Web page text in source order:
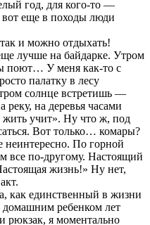
год, для кого-то —
еще в походы люди
и можно отдыхать!
лучше на байдарке. Утром
поют… У меня как-то с
палатку в лесу
солнце встретишь —
реку, на деревья часами
учит». Ну что ж, под
Вот только… комары?
неинтересно. По горной
все по-другому. Настоящий
жизнь!» Ну нет,
как единственный в жизни
ребенком лет
рюкзак, я моментально